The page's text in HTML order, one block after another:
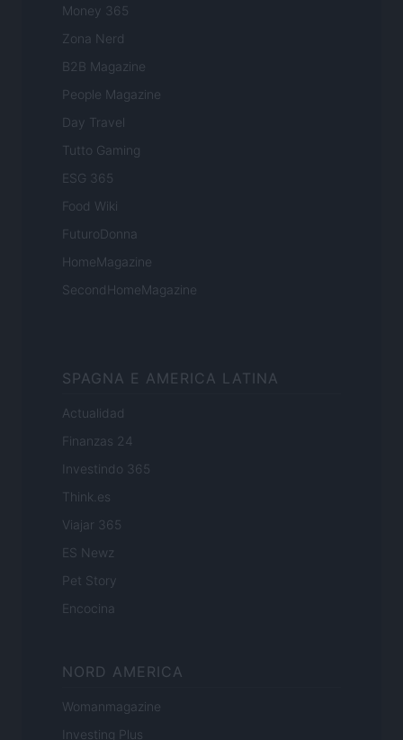
Money 365
Zona Nerd
B2B Magazine
People Magazine
Day Travel
Tutto Gaming
ESG 365
Food Wiki
FuturoDonna
HomeMagazine
SecondHomeMagazine
SPAGNA E AMERICA LATINA
Actualidad
Finanzas 24
Investindo 365
Think.es
Viajar 365
ES Newz
Pet Story
Encocina
NORD AMERICA
Womanmagazine
Investing Plus